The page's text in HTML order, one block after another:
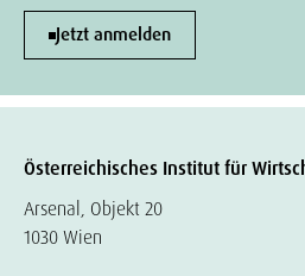
Jetzt anmelden
Österreichisches Institut für
Arsenal, Objekt 20
1030 Wien